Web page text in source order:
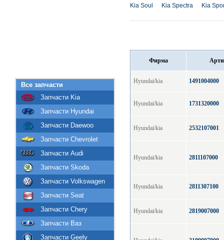
Kia Soul
Kia Spectra Kia
Фирма
Hyundai/kia 1491004000
Hyundai/kia 1731320000
Hyundai/kia 2532107001
Hyundai/kia 2811107000
Hyundai/kia 2811307100
Hyundai/kia 2819007000
Все запчасти
Запчасти Kia
Запчасти Hyundai
Запчасти Daewoo
Запчасти Chevrolet
Запчасти Audi
Запчасти Skoda
Запчасти Volkswagen
Запчасти Seat
Запчасти Chery
Запчасти Ваз
Запчасти Geely